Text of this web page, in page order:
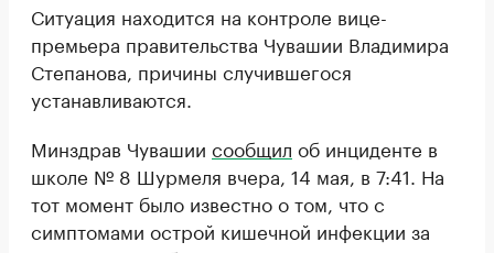
Ситуация находится на контроле вице-
премьера правительства Чувашии Владимира
Степанова, причины случившегося
устанавливаются.
Минздрав Чувашии сообщил об инциденте в
школе № 8 Шурмеля вчера, 14 мая, в 7:41. На
тот момент было известно о том, что с
симптомами острой кишечной инфекции за